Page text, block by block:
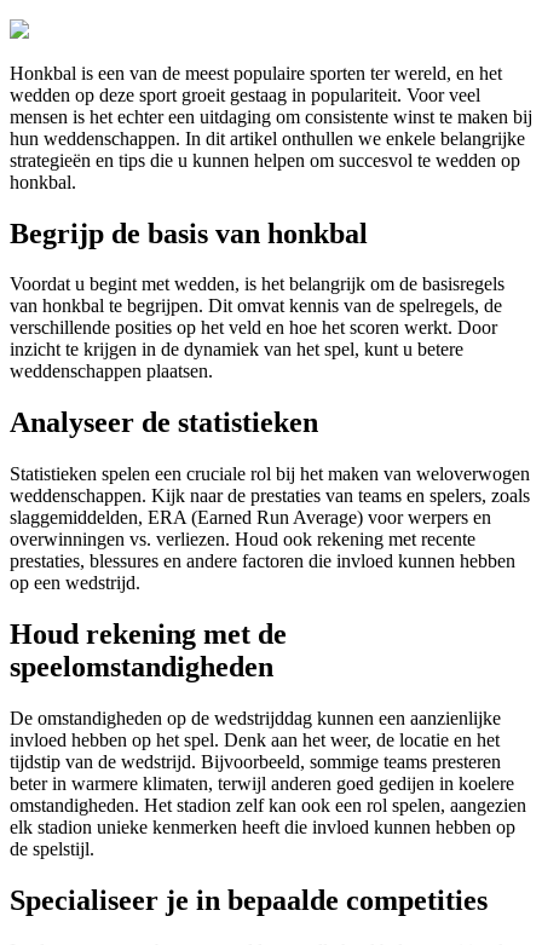
Honkbal is een van de meest populaire sporten ter wereld, en het
wedden op deze sport groeit gestaag in populariteit. Voor veel
mensen is het echter een uitdaging om consistente winst te maken bij
hun weddenschappen. In dit artikel onthullen we enkele belangrijke
strategieën en tips die u kunnen helpen om succesvol te wedden op
honkbal.
Begrijp de basis van honkbal
Voordat u begint met wedden, is het belangrijk om de basisregels
van honkbal te begrijpen. Dit omvat kennis van de spelregels, de
verschillende posities op het veld en hoe het scoren werkt. Door
inzicht te krijgen in de dynamiek van het spel, kunt u betere
weddenschappen plaatsen.
Analyseer de statistieken
Statistieken spelen een cruciale rol bij het maken van weloverwogen
weddenschappen. Kijk naar de prestaties van teams en spelers, zoals
slaggemiddelden, ERA (Earned Run Average) voor werpers en
overwinningen vs. verliezen. Houd ook rekening met recente
prestaties, blessures en andere factoren die invloed kunnen hebben
op een wedstrijd.
Houd rekening met de
speelomstandigheden
De omstandigheden op de wedstrijddag kunnen een aanzienlijke
invloed hebben op het spel. Denk aan het weer, de locatie en het
tijdstip van de wedstrijd. Bijvoorbeeld, sommige teams presteren
beter in warmere klimaten, terwijl anderen goed gedijen in koelere
omstandigheden. Het stadion zelf kan ook een rol spelen, aangezien
elk stadion unieke kenmerken heeft die invloed kunnen hebben op
de spelstijl.
Specialiseer je in bepaalde competities